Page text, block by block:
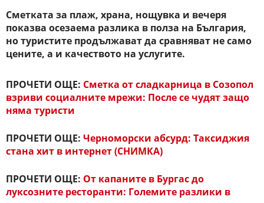
Сметката за плаж, храна, нощувка и вечеря
показва осезаема разлика в полза на България,
но туристите продължават да сравняват не само
цените, а и качеството на услугите.
ПРОЧЕТИ ОЩЕ: Сметка от сладкарница в Созопол
взриви социалните мрежи: После се чудят защо
няма туристи
ПРОЧЕТИ ОЩЕ: Черноморски абсурд: Таксиджия
стана хит в интернет (СНИМКА)
ПРОЧЕТИ ОЩЕ: От капаните в Бургас до
луксозните ресторанти: Големите разлики в